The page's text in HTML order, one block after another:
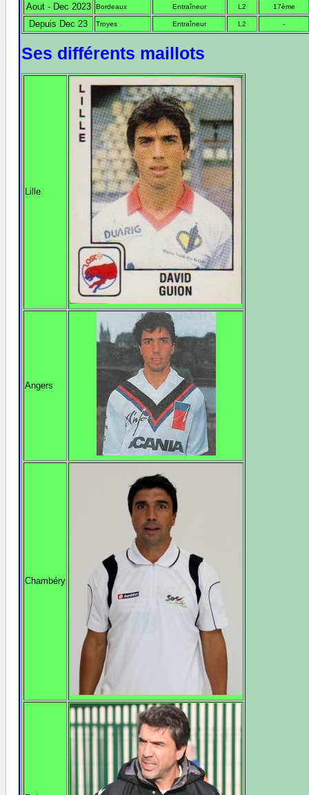
Aout - Dec 2023 Bordeaux Entraîneur L2 17ème
Depuis Dec 23 Troyes Entraîneur L2 -
Ses différents maillots
Lille
Angers
Chambéry